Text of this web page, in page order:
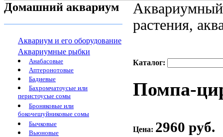
Домашний аквариум
Аквариум и его оборудование
Аквариумные рыбки
Анабасовые
Аптеронотовые
Бадиевые
Бахромчатоусые или
перистоусые сомы
Броняковые или
бокочешуйниковые сомы
Бычковые
Вьюновые
растения,
Каталог:
Помпа-
Цена: 2960 руб.